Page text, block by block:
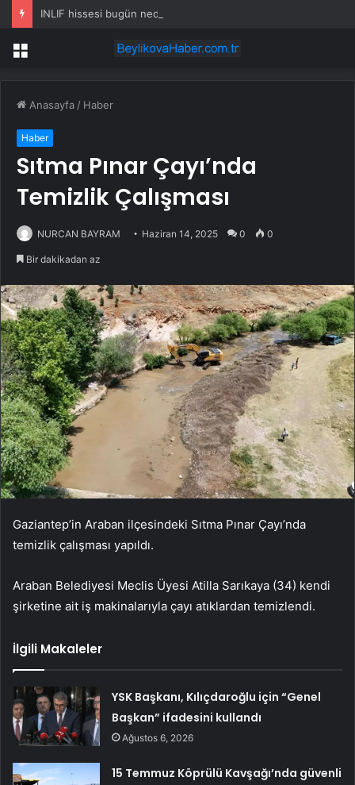
INLIF hissesi bugün neden yükselişte?
Menü
Anasayfa / Haber
Haber
Sıtma Pınar Çayı’nda
Temizlik Çalışması
NURCAN BAYRAM Haziran 14, 2025 0 0
Bir dakikadan az
Gaziantep’in Araban ilçesindeki Sıtma Pınar Çayı’nda
temizlik çalışması yapıldı.
Araban Belediyesi Meclis Üyesi Atilla Sarıkaya (34) kendi
şirketine ait iş makinalarıyla çayı atıklardan temizlendi.
İlgili Makaleler
YSK Başkanı, Kılıçdaroğlu için “Genel
Başkan” ifadesini kullandı
Ağustos 6, 2026
15 Temmuz Köprülü Kavşağı’nda güvenli